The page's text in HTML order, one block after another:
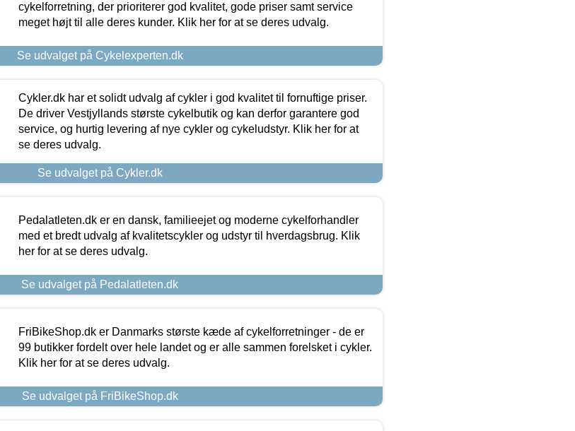
cykelforretning, der prioriterer god kvalitet, gode priser samt service
meget højt til alle deres kunder. Klik her for at se deres udvalg.
Se udvalget på Cykelexperten.dk
Cykler.dk har et solidt udvalg af cykler i god kvalitet til fornuftige priser.
De driver Vestjyllands største cykelbutik og kan derfor garantere god
service, og hurtig levering af nye cykler og cykeludstyr. Klik her for at
se deres udvalg.
Se udvalget på Cykler.dk
Pedalatleten.dk er en dansk, familieejet og moderne cykelforhandler
med et bredt udvalg af kvalitetscykler og udstyr til hverdagsbrug. Klik
her for at se deres udvalg.
Se udvalget på Pedalatleten.dk
FriBikeShop.dk er Danmarks største kæde af cykelforretninger - de er
99 butikker fordelt over hele landet og er alle sammen forelsket i cykler.
Klik her for at se deres udvalg.
Se udvalget på FriBikeShop.dk